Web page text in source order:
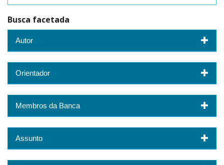
Busca facetada
Autor
Orientador
Membros da Banca
Assunto